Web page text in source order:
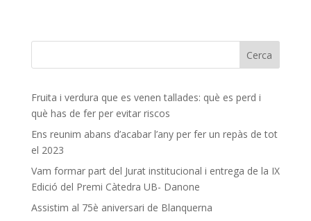
Fruita i verdura que es venen tallades: què es perd i
què has de fer per evitar riscos
Ens reunim abans d’acabar l’any per fer un repàs de tot
el 2023
Vam formar part del Jurat institucional i entrega de la IX
Edició del Premi Càtedra UB- Danone
Assistim al 75è aniversari de Blanquerna